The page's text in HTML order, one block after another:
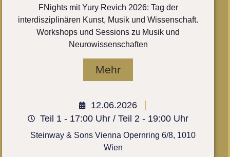
FNights mit Yury Revich 2026: Tag der
interdisziplinären Kunst, Musik und Wissenschaft.
Workshops und Sessions zu Musik und
Neurowissenschaften
Mehr
12.06.2026
Teil 1 - 17:00 Uhr / Teil 2 - 19:00 Uhr
Steinway & Sons Vienna Opernring 6/8, 1010
Wien